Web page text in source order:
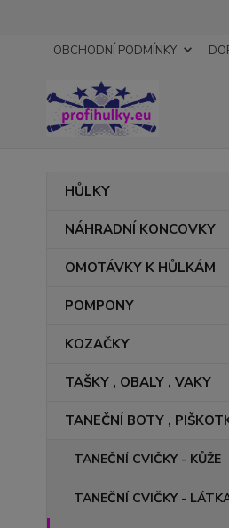
OBCHODNÍ PODMÍNKY
HŮLKY
NÁHRADNÍ KONCOVKY
OMOTÁVKY K HŮLKÁM
POMPONY
KOZAČKY
TAŠKY , OBALY , VAKY
TANEČNÍ BOTY ,
TANEČNÍ CVIČKY - KŮŽE
TANEČNÍ CVIČKY -